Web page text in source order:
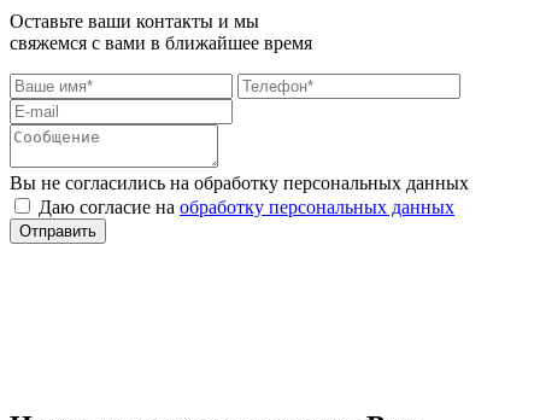
Оставьте ваши контакты и мы
свяжемся с вами в ближайшее время
Вы не согласились на обработку персональных данных
Даю согласие на обработку персональных данных
Отправить